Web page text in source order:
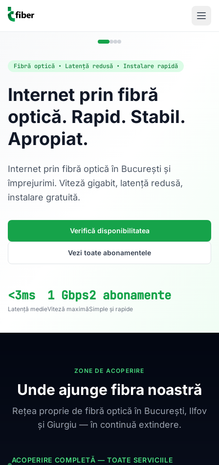
Fibră optică • Latență redusă • Instalare rapidă
Internet prin fibră
optică. Rapid. Stabil.
Apropiat.
Internet prin fibră optică în București și
împrejurimi. Viteză gigabit, latență redusă,
instalare gratuită.
Verifică disponibilitatea
Vezi toate abonamentele
<3ms
Latență medie
1 Gbps
Viteză maximă
2 abonamente
Simple și rapide
Acasă
Internet Rezidențial
Fibră optică până la 1 Gbps, direct în casa ta.
ZONE DE ACOPERIRE
Unde ajunge fibra noastră
Rețea proprie de fibră optică în București, Ilfov
și Giurgiu — în continuă extindere.
ACOPERIRE COMPLETĂ — TOATE SERVICIILE